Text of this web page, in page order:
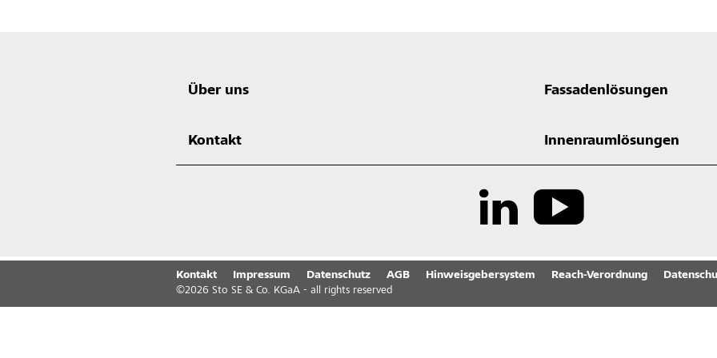
Über uns Fassadenlösungen
Kontakt Innenraumlösungen
Kontakt Impressum Datenschutz AGB Hinweisgebersystem Reach-Verordnung
©2026 Sto SE & Co. KGaA - all rights reserved